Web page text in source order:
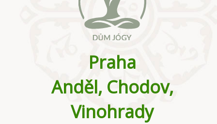
Praha
Anděl, Chodov,
Vinohrady